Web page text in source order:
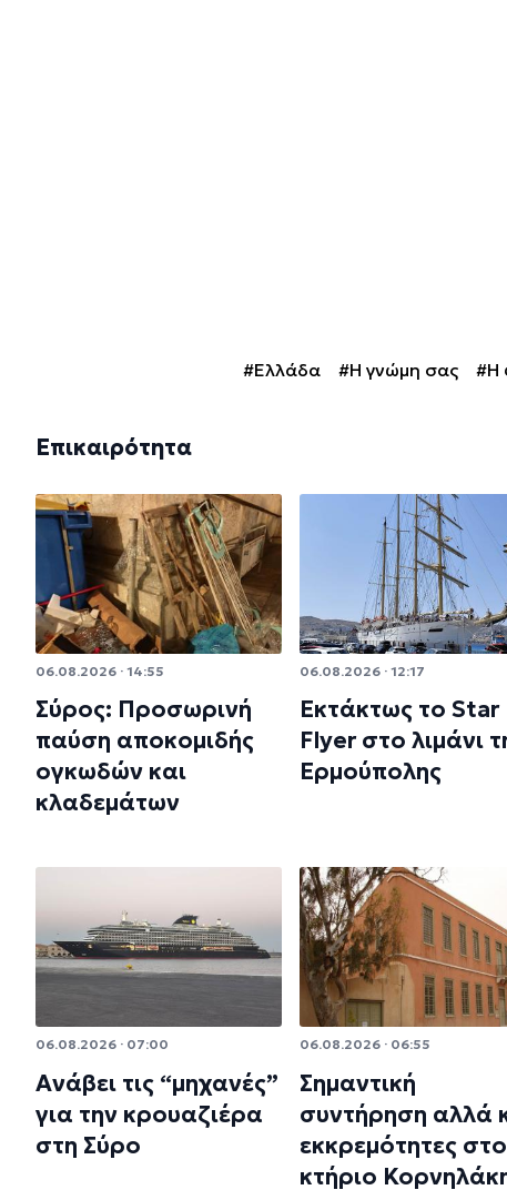
#Ελλάδα #Η γνώμη σας #Η
Επικαιρότητα
06.08.2026 · 14:55
Σύρος: Προσωρινή
παύση αποκομιδής
ογκωδών και
κλαδεμάτων
06.08.2026 · 12:17
Εκτάκτως το Star
Flyer στο λιμάνι
Ερμούπολης
06.08.2026 · 07:00
Ανάβει τις “μηχανές”
για την κρουαζιέρα
στη Σύρο
06.08.2026 · 06:55
Σημαντική
συντήρηση αλλά
εκκρεμότητες στο
κτήριο